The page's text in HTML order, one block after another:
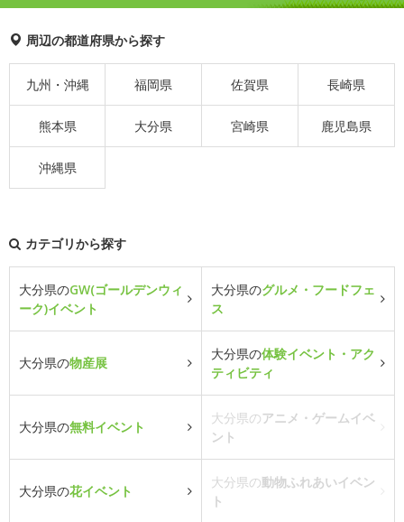
周辺の都道府県から探す
九州・沖縄 福岡県 佐賀県 長崎県
熊本県 大分県 宮崎県 鹿児島県
沖縄県
カテゴリから探す
大分県のGW(ゴールデンウィ
ーク)イベント
大分県のグルメ・フードフェ
ス
大分県の物産展
大分県の体験イベント・アク
ティビティ
大分県の無料イベント
大分県のアニメ・ゲームイベ
ント
大分県の花イベント
大分県の動物ふれあいイベン
ト